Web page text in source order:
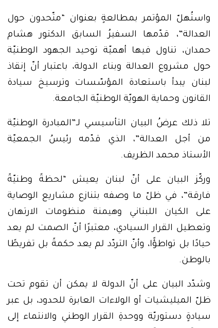
واستُهلّ المؤتمر بمطالعةٍ بعنوان “متّحدون حول
العدالة”، قدّمها السفيرُ السابق الدكتور هشام
حمدان، تناول فيها أهميّة توحيد الجهود الوطنيّة
حول مشروع العدالة وبناء الدولة، باعتبار أنّ إنقاذ
لبنان يبدأ باستعادة المؤسّسات وترسيخ سيادة
القانون وحماية الهويّة الوطنيّة الجامعة.
تلا ذلك عرضُ البيان التأسيسي لـ”المبادرة الوطنيّة
من أجل العدالة”، الذي قدّمه رئيسُ الجمعيّة
الأستاذ محمد الظريف.
وركّز البيان على أنّ لبنان يعيش “لحظةً وطنيّةً
فارقة”، في ظلّ ما وصفه بتنازع مشاريع الوصاية
على الكيان اللبناني وهيمنة منظومات الارتهان
وتعطيل القرار السيادي، معتبرًا أنّ الصمت لم يعد
حيادًا بل تواطؤًا، وأنّ التردّد لم يعد حكمةً بل تفريطًا
بالوطن.
وشدّد البيان على أنّ الدولة لا يمكن أن تقوم تحت
ظلّ الميليشيات أو الولاءات العابرة للحدود، بل عبر
سيادةٍ دستوريّة ووحدةِ القرار الوطني والانتماء إلى